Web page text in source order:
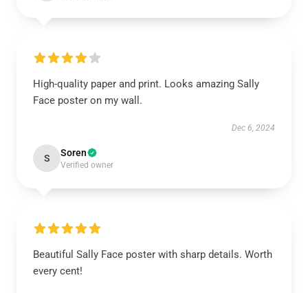
High-quality paper and print. Looks amazing Sally
Face poster on my wall.
Dec 6, 2024
S Soren
Verified owner
Beautiful Sally Face poster with sharp details. Worth
every cent!